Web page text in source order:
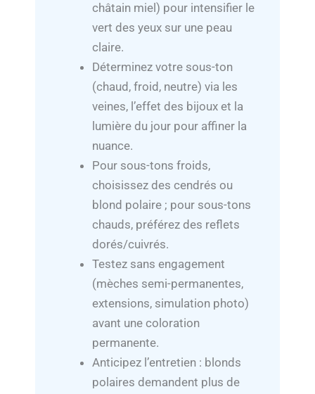
châtain miel) pour intensifier le
vert des yeux sur une peau
claire.
Déterminez votre sous-ton
(chaud, froid, neutre) via les
veines, l’effet des bijoux et la
lumière du jour pour affiner la
nuance.
Pour sous-tons froids,
choisissez des cendrés ou
blond polaire ; pour sous-tons
chauds, préférez des reflets
dorés/cuivrés.
Testez sans engagement
(mèches semi-permanentes,
extensions, simulation photo)
avant une coloration
permanente.
Anticipez l’entretien : blonds
polaires demandent plus de